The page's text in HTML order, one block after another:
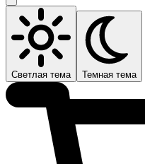
Светлая тема Темная тема